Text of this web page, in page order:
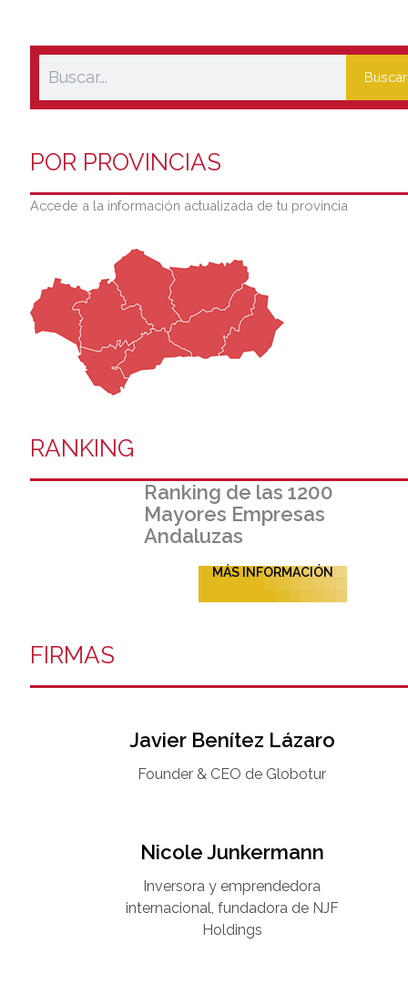
Buscar
POR PROVINCIAS
Accede a la información actualizada de tu provincia
RANKING
Ranking de las 1200
Mayores Empresas
Andaluzas
MÁS INFORMACIÓN
FIRMAS
Javier Benítez Lázaro
Founder & CEO de Globotur​
Nicole Junkermann​
Inversora y emprendedora
internacional, fundadora de NJF
Holdings